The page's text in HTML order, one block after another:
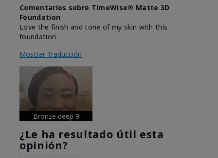
Comentarios sobre TimeWise® Matte 3D
Foundation
Love the finish and tone of my skin with this
foundation
Mostrar Traducción
Bronze deep 9
¿Le ha resultado útil esta
opinión?